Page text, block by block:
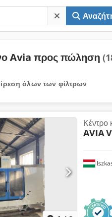
Avia προς πώληση
όλων των φίλτρων
Κέντρο
AVIA